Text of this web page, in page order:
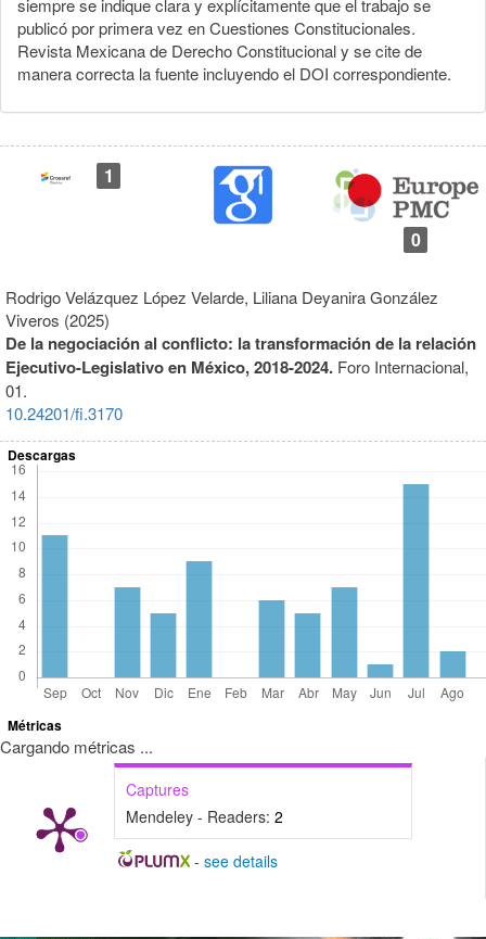
siempre se indique clara y explícitamente que el trabajo se
publicó por primera vez en Cuestiones Constitucionales.
Revista Mexicana de Derecho Constitucional y se cite de
manera correcta la fuente incluyendo el DOI correspondiente.
1
0
Rodrigo Velázquez López Velarde, Liliana Deyanira González
Viveros (2025)
De la negociación al conflicto: la transformación de la relación
Ejecutivo-Legislativo en México, 2018-2024. Foro Internacional,
01.
10.24201/fi.3170
Descargas
Métricas
Cargando métricas ...
Captures
Mendeley - Readers: 2
- see details